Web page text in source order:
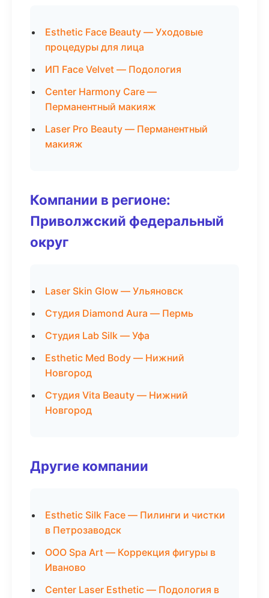
Esthetic Face Beauty — Уходовые
процедуры для лица
ИП Face Velvet — Подология
Center Harmony Care —
Перманентный макияж
Laser Pro Beauty — Перманентный
макияж
Компании в регионе:
Приволжский федеральный
округ
Laser Skin Glow — Ульяновск
Студия Diamond Aura — Пермь
Студия Lab Silk — Уфа
Esthetic Med Body — Нижний
Новгород
Студия Vita Beauty — Нижний
Новгород
Другие компании
Esthetic Silk Face — Пилинги и чистки
в Петрозаводск
ООО Spa Art — Коррекция фигуры в
Иваново
Center Laser Esthetic — Подология в